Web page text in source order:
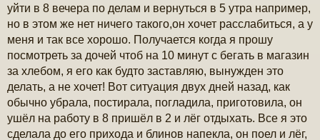
уйти в 8 вечера по делам и вернуться в 5 утра например,
но в этом же нет ничего такого,он хочет расслабиться, а у
меня и так все хорошо. Получается когда я прошу
посмотреть за дочей чтоб на 10 минут с бегать в магазин
за хлебом, я его как будто заставляю, вынужден это
делать, а не хочет! Вот ситуация двух дней назад, как
обычно убрала, постирала, погладила, приготовила, он
ушёл на работу в 8 пришёл в 2 и лёг отдыхать. Все я это
сделала до его прихода и блинов напекла, он поел и лёг,